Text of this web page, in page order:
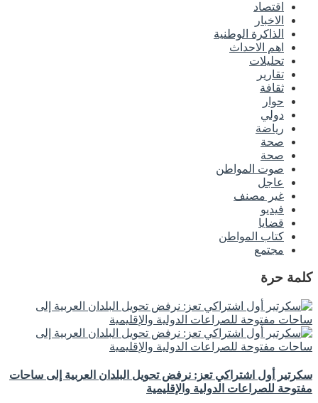
اقتصاد
الاخبار
الذاكرة الوطنية
اهم الاحداث
تحليلات
تقارير
ثقافة
حوار
دولي
رياضة
صحة
صحة
صوت المواطن
عاجل
غير مصنف
فيديو
قضايا
كتاب المواطن
مجتمع
كلمة حرة
سكرتير أول اشتراكي تعز: نرفض تحويل البلدان العربية إلى ساحات
مفتوحة للصراعات الدولية والإقليمية